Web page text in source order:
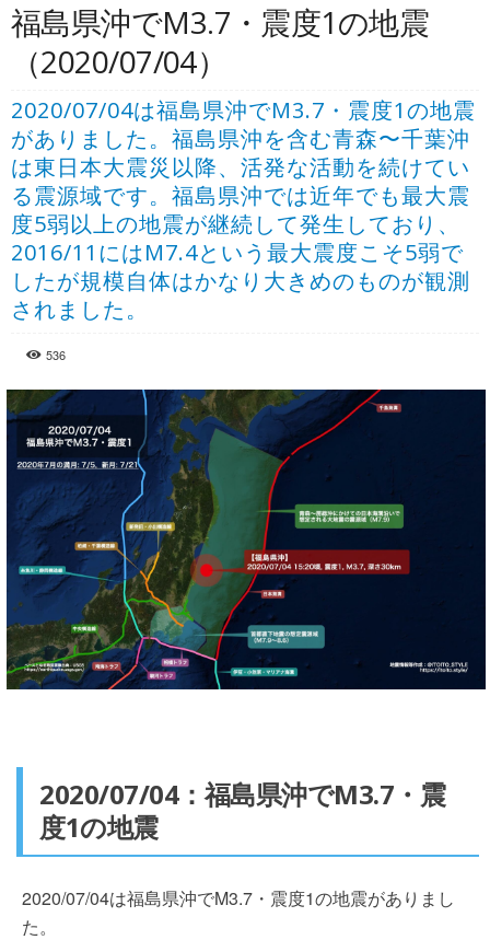
福島県沖でM3.7・震度1の地震
（2020/07/04）
2020/07/04は福島県沖でM3.7・震度1の地震
がありました。福島県沖を含む青森〜千葉沖
は東日本大震災以降、活発な活動を続けてい
る震源域です。福島県沖では近年でも最大震
度5弱以上の地震が継続して発生しており、
2016/11にはM7.4という最大震度こそ5弱で
したが規模自体はかなり大きめのものが観測
されました。
536
2020/07/04：福島県沖でM3.7・震
度1の地震
2020/07/04は福島県沖でM3.7・震度1の地震がありまし
た。